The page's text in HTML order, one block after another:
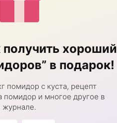
хороший
в подарок!
помидор с куста, рецепт
помидор и многое другое в
журнале.